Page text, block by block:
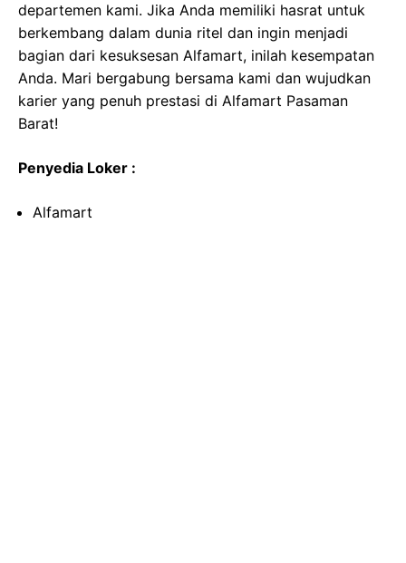
departemen kami. Jika Anda memiliki hasrat untuk
berkembang dalam dunia ritel dan ingin menjadi
bagian dari kesuksesan Alfamart, inilah kesempatan
Anda. Mari bergabung bersama kami dan wujudkan
karier yang penuh prestasi di Alfamart Pasaman
Barat!
Penyedia Loker :
Alfamart